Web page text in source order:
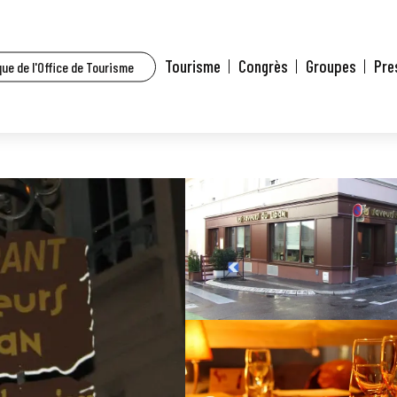
de l'Office de Tourisme Tourisme Congrès Groupes